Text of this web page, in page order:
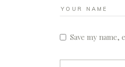
Save my